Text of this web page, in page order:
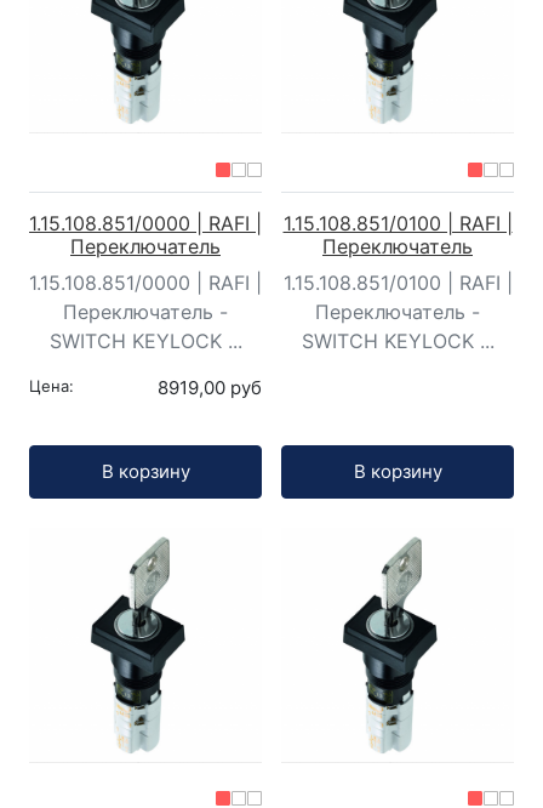
1.15.108.851/0000 | RAFI |
Переключатель
1.15.108.851/0000 | RAFI |
Переключатель -
SWITCH KEYLOCK ...
Цена: 8919,00 руб
В корзину
1.15.108.851/0100 | RAFI |
Переключатель
1.15.108.851/0100 | RAFI |
Переключатель -
SWITCH KEYLOCK ...
В корзину